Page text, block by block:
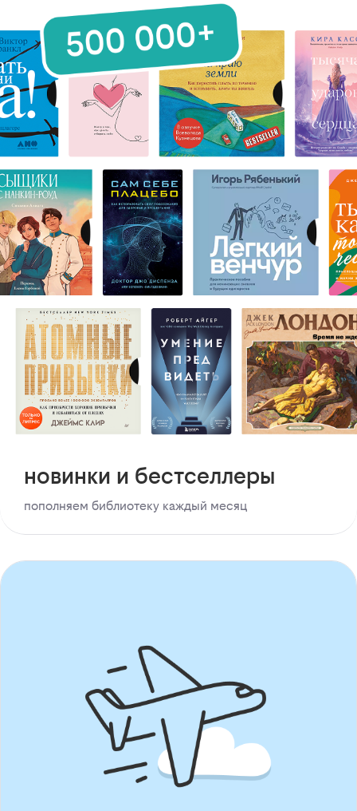
новинки и бестселлеры
пополняем библиотеку каждый месяц